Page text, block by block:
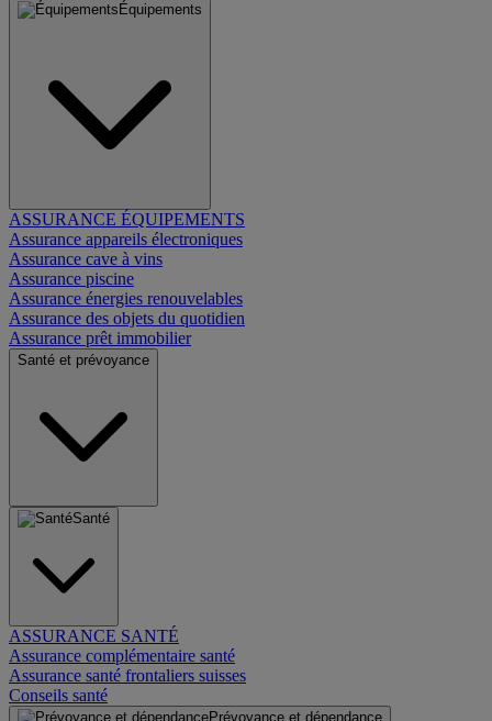
Équipements
ASSURANCE ÉQUIPEMENTS
Assurance appareils électroniques
Assurance cave à vins
Assurance piscine
Assurance énergies renouvelables
Assurance des objets du quotidien
Assurance prêt immobilier
Santé et prévoyance
Santé
ASSURANCE SANTÉ
Assurance complémentaire santé
Assurance santé frontaliers suisses
Conseils santé
Prévoyance et dépendance